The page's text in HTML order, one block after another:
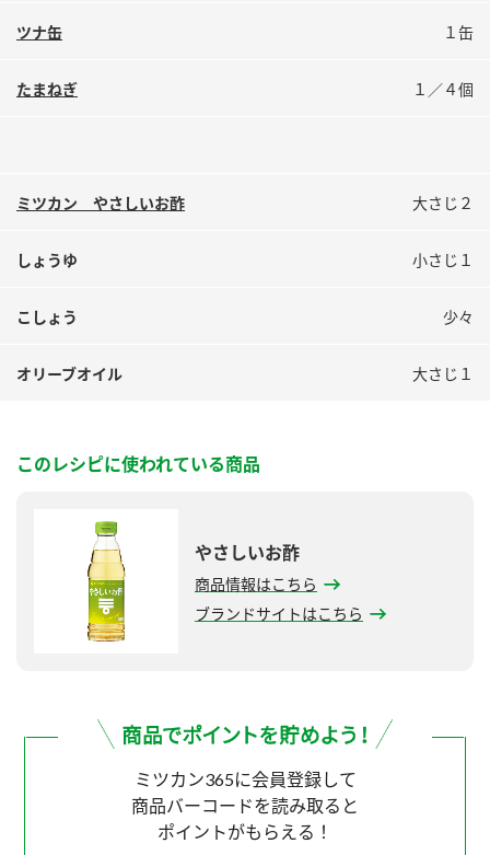
ロングセラー商品 ＋ おすすめレシピ
ツナ缶 １缶
たまねぎ １／４個
ミツカン やさしいお酢 大さじ２
しょうゆ 小さじ１
こしょう 少々
オリーブオイル 大さじ１
このレシピに使われている商品
やさしいお酢
商品情報はこちら
ブランドサイトはこちら
ミツカン365に会員登録して
商品バーコードを読み取ると
ポイントがもらえる！